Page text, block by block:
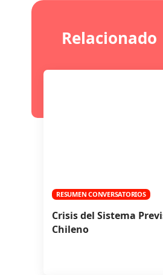
Relacionado
RESUMEN CONVERSATORIOS
Crisis del Sistema
Chileno